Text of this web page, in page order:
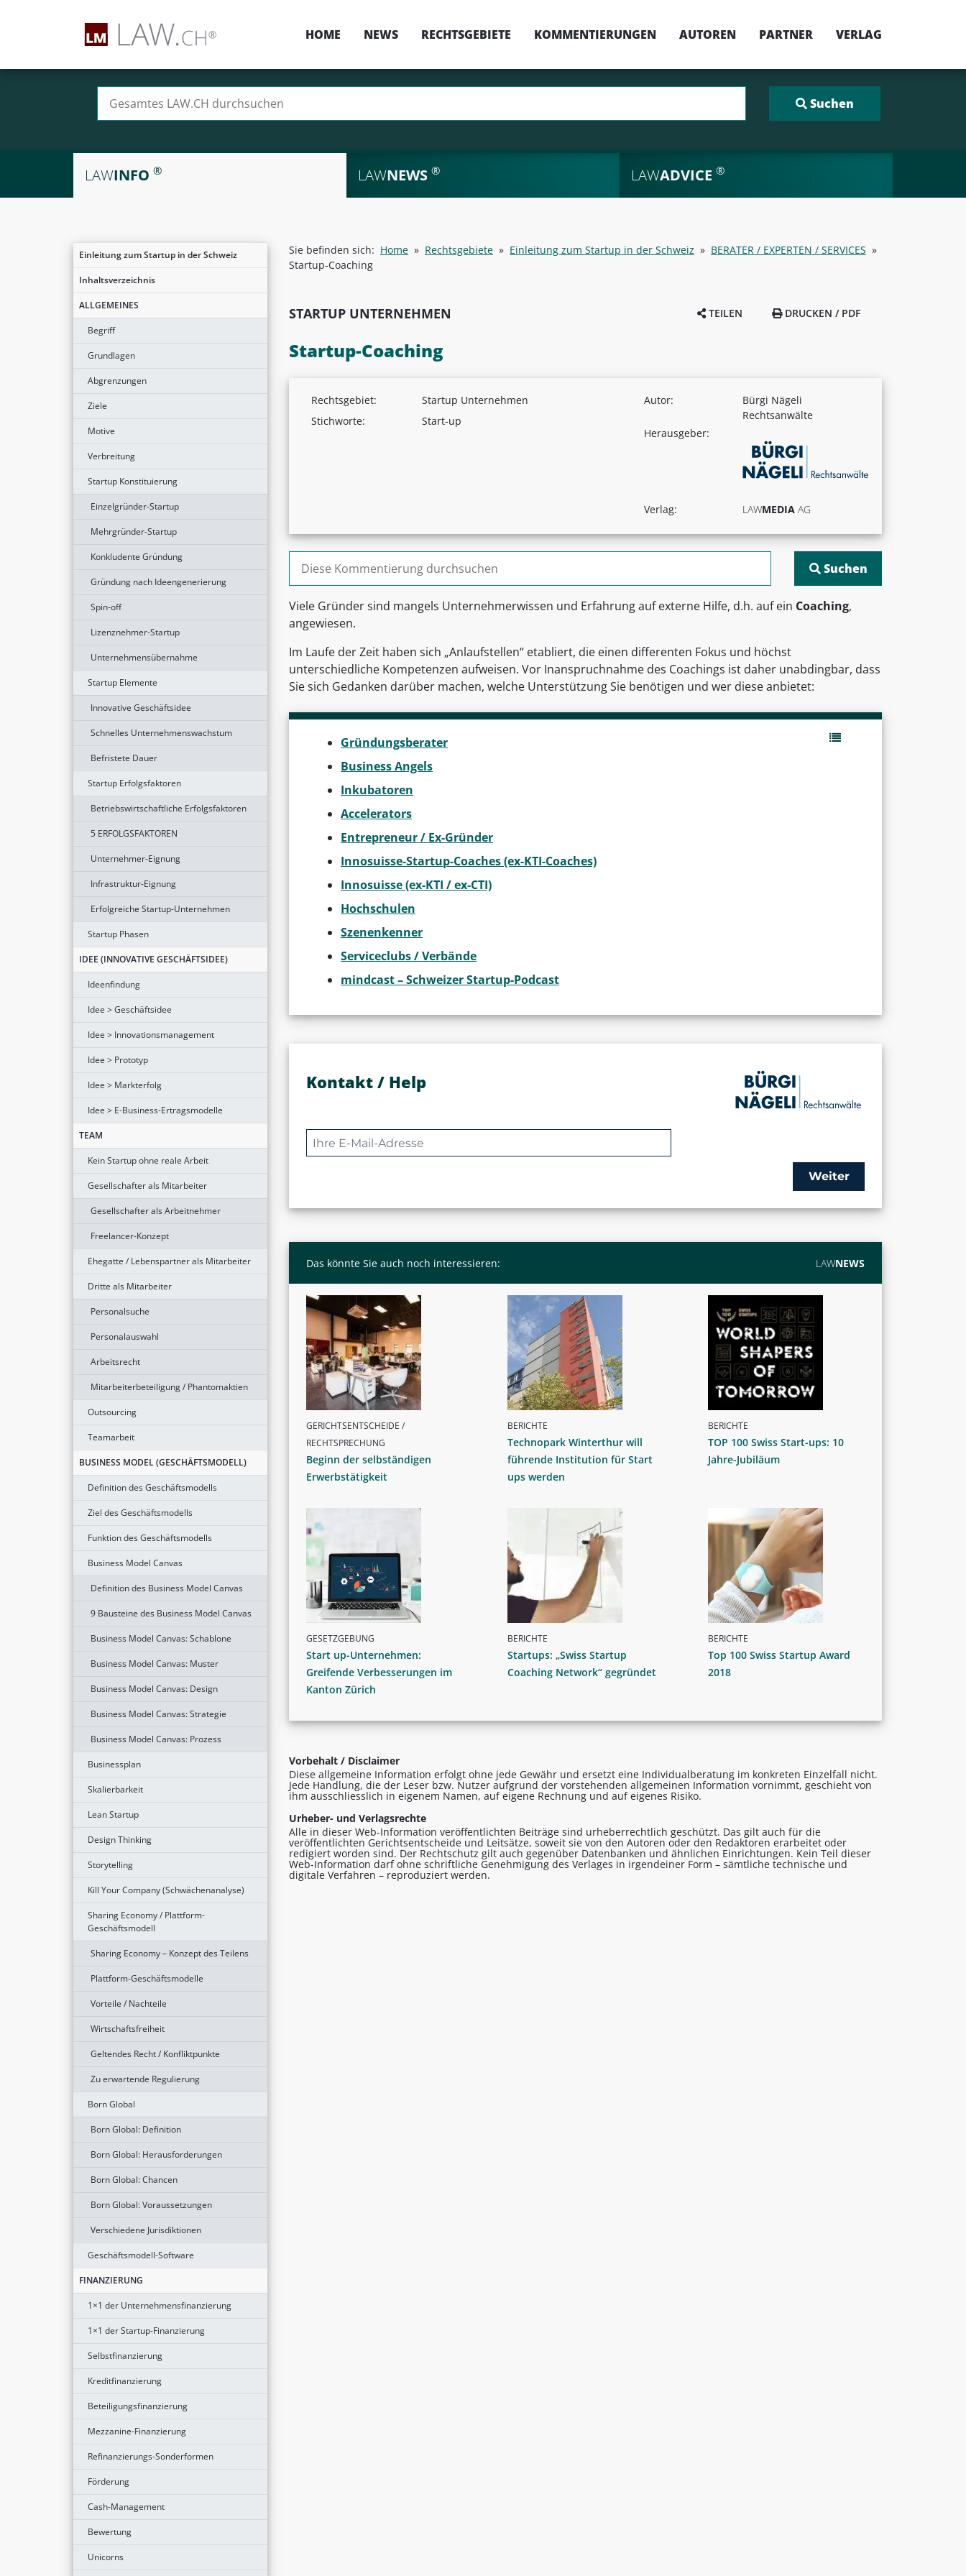
HOME NEWS RECHTSGEBIETE KOMMENTIERUNGEN AUTOREN PARTNER VERLAG
LAWINFO ® LAWNEWS ® LAWADVICE ®
Einleitung zum Startup in der Schweiz
Inhaltsverzeichnis
ALLGEMEINES
Begriff
Grundlagen
Abgrenzungen
Ziele
Motive
Verbreitung
Startup Konstituierung
Einzelgründer-Startup
Mehrgründer-Startup
Konkludente Gründung
Gründung nach Ideengenerierung
Spin-off
Lizenznehmer-Startup
Unternehmensübernahme
Startup Elemente
Innovative Geschäftsidee
Schnelles Unternehmenswachstum
Befristete Dauer
Startup Erfolgsfaktoren
Betriebswirtschaftliche Erfolgsfaktoren
5 ERFOLGSFAKTOREN
Unternehmer-Eignung
Infrastruktur-Eignung
Erfolgreiche Startup-Unternehmen
Startup Phasen
IDEE (INNOVATIVE GESCHÄFTSIDEE)
Ideenfindung
Idee > Geschäftsidee
Idee > Innovationsmanagement
Idee > Prototyp
Idee > Markterfolg
Idee > E-Business-Ertragsmodelle
TEAM
Kein Startup ohne reale Arbeit
Gesellschafter als Mitarbeiter
Gesellschafter als Arbeitnehmer
Freelancer-Konzept
Ehegatte / Lebenspartner als Mitarbeiter
Dritte als Mitarbeiter
Personalsuche
Personalauswahl
Arbeitsrecht
Mitarbeiterbeteiligung / Phantomaktien
Outsourcing
Teamarbeit
BUSINESS MODEL (GESCHÄFTSMODELL)
Definition des Geschäftsmodells
Ziel des Geschäftsmodells
Funktion des Geschäftsmodells
Business Model Canvas
Definition des Business Model Canvas
9 Bausteine des Business Model Canvas
Business Model Canvas: Schablone
Business Model Canvas: Muster
Business Model Canvas: Design
Business Model Canvas: Strategie
Business Model Canvas: Prozess
Businessplan
Skalierbarkeit
Lean Startup
Design Thinking
Storytelling
Kill Your Company (Schwächenanalyse)
Sharing Economy / Plattform-
Geschäftsmodell
Sharing Economy – Konzept des Teilens
Plattform-Geschäftsmodelle
Vorteile / Nachteile
Wirtschaftsfreiheit
Geltendes Recht / Konfliktpunkte
Zu erwartende Regulierung
Born Global
Born Global: Definition
Born Global: Herausforderungen
Born Global: Chancen
Born Global: Voraussetzungen
Verschiedene Jurisdiktionen
Geschäftsmodell-Software
FINANZIERUNG
1×1 der Unternehmensfinanzierung
1×1 der Startup-Finanzierung
Selbstfinanzierung
Kreditfinanzierung
Beteiligungsfinanzierung
Mezzanine-Finanzierung
Refinanzierungs-Sonderformen
Förderung
Cash-Management
Bewertung
Unicorns
Sie befinden sich: Home » Rechtsgebiete » Einleitung zum Startup in der Schweiz » BERATER / EXPERTEN / SERVICES »
Startup-Coaching
STARTUP UNTERNEHMEN TEILEN DRUCKEN / PDF
Startup-Coaching
Rechtsgebiet:
Startup Unternehmen
Stichworte:
Start-up
Autor:
Bürgi Nägeli
Rechtsanwälte
Herausgeber:
Verlag: LAWMEDIA AG
Suchen nach:
Viele Gründer sind mangels Unternehmerwissen und Erfahrung auf externe Hilfe, d.h. auf ein Coaching,
angewiesen.
Im Laufe der Zeit haben sich „Anlaufstellen“ etabliert, die einen differenten Fokus und höchst
unterschiedliche Kompetenzen aufweisen. Vor Inanspruchnahme des Coachings ist daher unabdingbar, dass
Sie sich Gedanken darüber machen, welche Unterstützung Sie benötigen und wer diese anbietet:
Gründungsberater
Business Angels
Inkubatoren
Accelerators
Entrepreneur / Ex-Gründer
Innosuisse-Startup-Coaches (ex-KTI-Coaches)
Innosuisse (ex-KTI / ex-CTI)
Hochschulen
Szenenkenner
Serviceclubs / Verbände
mindcast – Schweizer Startup-Podcast
Kontakt / Help
Weiter
Das könnte Sie auch noch interessieren: LAWNEWS
GERICHTSENTSCHEIDE /
RECHTSPRECHUNG
Beginn der selbständigen
Erwerbstätigkeit
BERICHTE
Technopark Winterthur will
führende Institution für Start
ups werden
BERICHTE
TOP 100 Swiss Start-ups: 10
Jahre-Jubiläum
GESETZGEBUNG
Start up-Unternehmen:
Greifende Verbesserungen im
Kanton Zürich
BERICHTE
Startups: „Swiss Startup
Coaching Network“ gegründet
BERICHTE
Top 100 Swiss Startup Award
2018
Vorbehalt / Disclaimer
Diese allgemeine Information erfolgt ohne jede Gewähr und ersetzt eine Individualberatung im konkreten Einzelfall nicht.
Jede Handlung, die der Leser bzw. Nutzer aufgrund der vorstehenden allgemeinen Information vornimmt, geschieht von
ihm ausschliesslich in eigenem Namen, auf eigene Rechnung und auf eigenes Risiko.
Urheber- und Verlagsrechte
Alle in dieser Web-Information veröffentlichten Beiträge sind urheberrechtlich geschützt. Das gilt auch für die
veröffentlichten Gerichtsentscheide und Leitsätze, soweit sie von den Autoren oder den Redaktoren erarbeitet oder
redigiert worden sind. Der Rechtschutz gilt auch gegenüber Datenbanken und ähnlichen Einrichtungen. Kein Teil dieser
Web-Information darf ohne schriftliche Genehmigung des Verlages in irgendeiner Form – sämtliche technische und
digitale Verfahren – reproduziert werden.